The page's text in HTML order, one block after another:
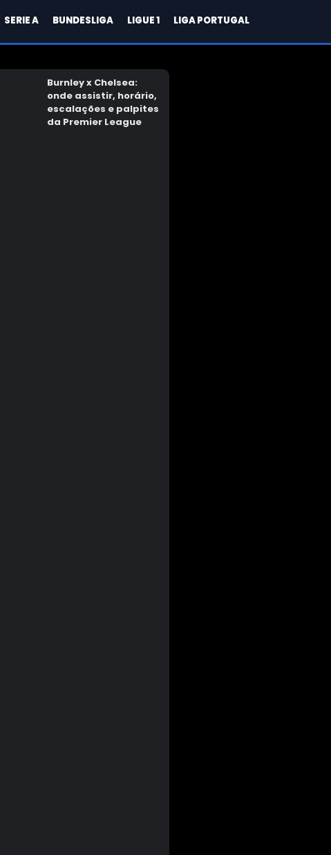
SERIE A BUNDESLIGA LIGUE 1 LIGA PORTUGAL
Burnley x Chelsea:
onde assistir, horário,
escalações e palpites
da Premier League